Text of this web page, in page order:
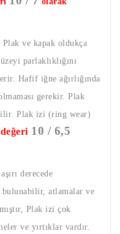
Plak ve kapak oldukça
parlaklıklığını
Hafif iğne ağırlığında
gerekir. Plak
Plak izi (ring wear)
değeri 10 / 6,5
derecede
atlamalar ve
Plak izi çok
ve yırtıklar vardır.